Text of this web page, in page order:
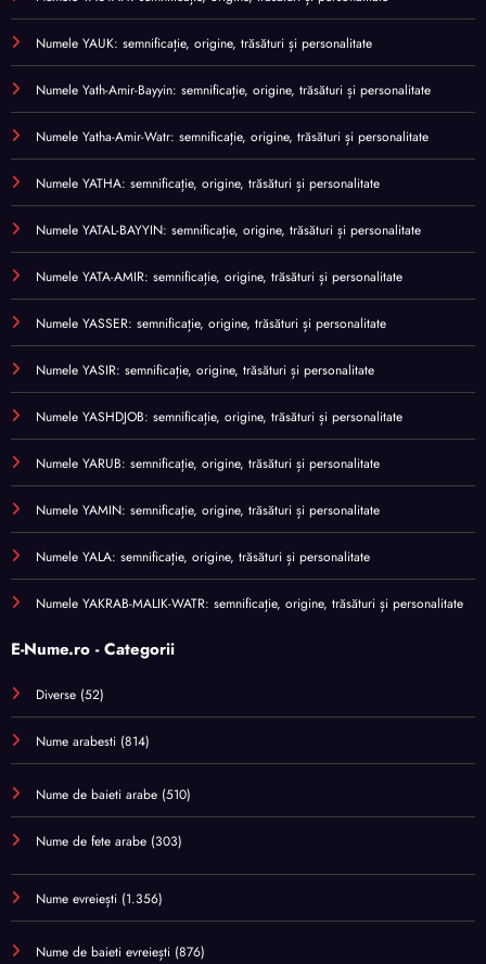
Numele YAUK: semnificație, origine, trăsături și personalitate
Numele Yath-Amir-Bayyin: semnificație, origine, trăsături și personalitate
Numele Yatha-Amir-Watr: semnificație, origine, trăsături și personalitate
Numele YATHA: semnificație, origine, trăsături și personalitate
Numele YATAL-BAYYIN: semnificație, origine, trăsături și personalitate
Numele YATA-AMIR: semnificație, origine, trăsături și personalitate
Numele YASSER: semnificație, origine, trăsături și personalitate
Numele YASIR: semnificație, origine, trăsături și personalitate
Numele YASHDJOB: semnificație, origine, trăsături și personalitate
Numele YARUB: semnificație, origine, trăsături și personalitate
Numele YAMIN: semnificație, origine, trăsături și personalitate
Numele YALA: semnificație, origine, trăsături și personalitate
Numele YAKRAB-MALIK-WATR: semnificație, origine, trăsături și personalitate
E-Nume.ro - Categorii
Diverse (52)
Nume arabesti (814)
Nume de baieti arabe (510)
Nume de fete arabe (303)
Nume evreiești (1.356)
Nume de baieti evreiești (876)